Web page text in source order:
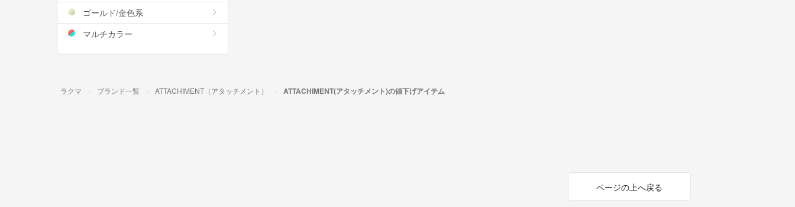
ゴールド/金色系
マルチカラー
ラクマ ブランド一覧 ATTACHIMENT（アタッチメント） ATTACHIMENT(アタッチメント)の値下げアイテム
ページの上へ戻る